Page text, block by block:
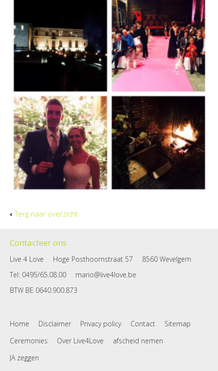
Terg naar overzicht
Contacteer ons
Live 4 Love Hoge Posthoornstraat 57
8560 Wevelgem
Tel: 0495/65.08.00
mario@live4love.be
BTW BE 0640.900.873
Home Disclaimer Privacy policy Contact
Sitemap
Ceremonies
Over Live4Love
afscheid nemen
JA zeggen